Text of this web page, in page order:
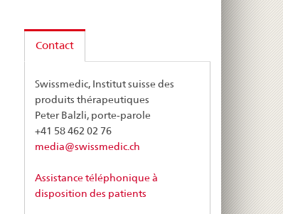
Contact
Swissmedic, Institut suisse des
produits thérapeutiques
Peter Balzli, porte-parole
+41 58 462 02 76
media@swissmedic.ch
Assistance téléphonique à
disposition des patients